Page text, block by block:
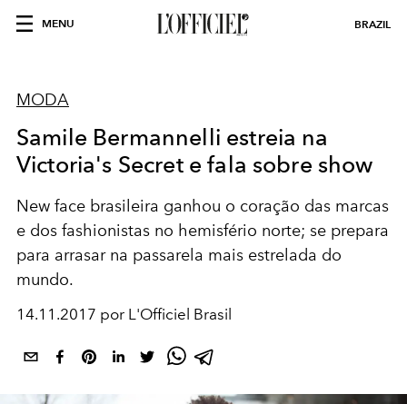
MENU BRAZIL
MODA
Samile Bermannelli estreia na
Victoria's Secret e fala sobre show
New face brasileira ganhou o coração das marcas
e dos fashionistas no hemisfério norte; se prepara
para arrasar na passarela mais estrelada do
mundo.
14.11.2017 por L'Officiel Brasil